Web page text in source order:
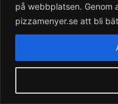
på webbplatsen. Genom
pizzamenyer.se att bli